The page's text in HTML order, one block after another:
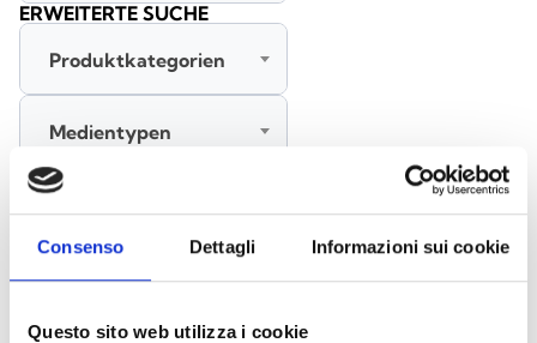
Consenso Dettagli Informazioni sui cookie
Questo sito web utilizza i cookie
ERWEITERTE SUCHE
Produktkategorien
Medientypen